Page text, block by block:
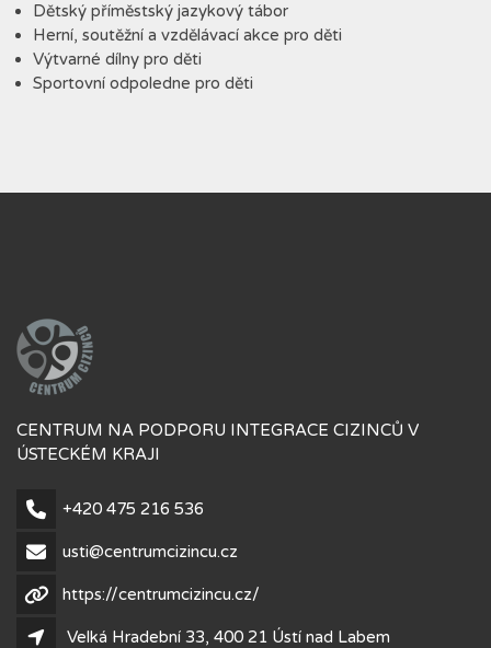
Dětský příměstský jazykový tábor
Herní, soutěžní a vzdělávací akce pro děti
Výtvarné dílny pro děti
Sportovní odpoledne pro děti
CENTRUM NA PODPORU INTEGRACE CIZINCŮ V
ÚSTECKÉM KRAJI
+420 475 216 536
usti@centrumcizincu.cz
https://centrumcizincu.cz/
Velká Hradební 33, 400 21 Ústí nad Labem